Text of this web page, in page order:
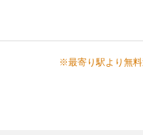
※最寄り駅より無料